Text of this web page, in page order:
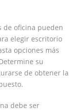
de oficina pueden
elegir escritorio
opciones más
su
de obtener la
debe ser